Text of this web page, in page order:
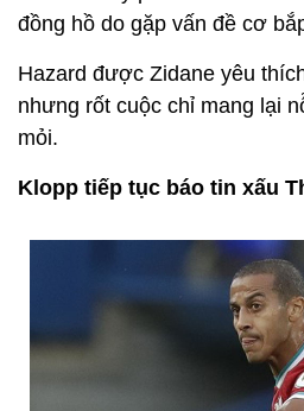
đồng hồ do gặp vấn đề cơ
Hazard được Zidane yêu
nhưng rốt cuộc chỉ mang lại
mỏi.
Klopp tiếp tục báo tin xấu